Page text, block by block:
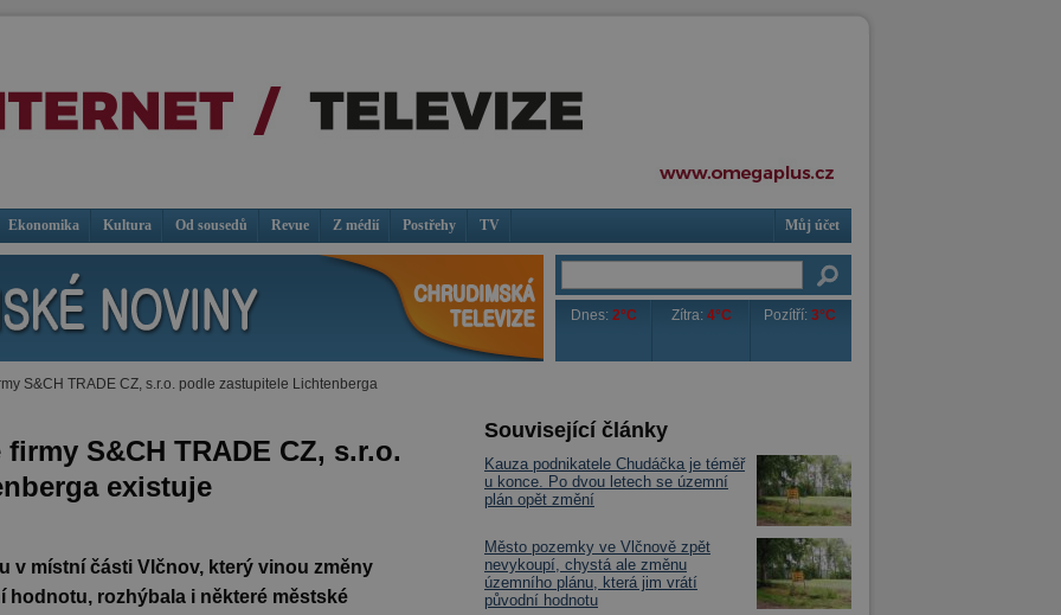
Ekonomika Kultura Od sousedů Revue Z médií Postřehy TV Můj účet
Dnes:2°C Zítra:4°C Pozítří: 3°C
S&CH TRADE CZ, s.r.o. podle zastupitele Lichtenberga
S&CH TRADE CZ, s.r.o.
existuje
v místní části Vlčnov, který vinou změny
rozhýbala i některé městské
Související články
Kauza podnikatele Chudáčka je téměř
u konce. Po dvou letech se územní
plán opět změní
Město pozemky ve Vlčnově zpět
nevykoupí, chystá ale změnu
územního plánu, která jim vrátí
původní hodnotu